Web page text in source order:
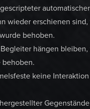
wieder erschienen
behoben.
hängen
behoben.
keine